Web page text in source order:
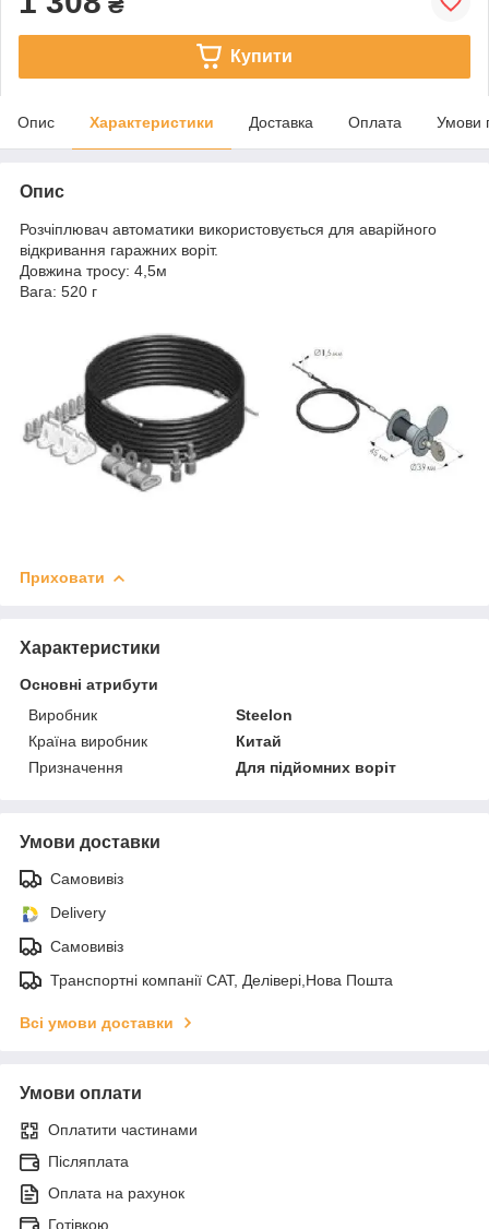
Купити
Опис Характеристики Доставка Оплата Умови
Опис
Розчіплювач автоматики використовується для аварійного
відкривання гаражних воріт.
Довжина тросу: 4,5м
Вага: 520 г
Приховати
Характеристики
Основні атрибути
Виробник
Steelon
Країна виробник
Китай
Призначення
Для підйомних воріт
Умови доставки
Самовивіз
Delivery
Самовивіз
Транспортні компанії САТ, Делівері,Нова Пошта
Всі умови доставки
Умови оплати
Оплатити частинами
Післяплата
Оплата на рахунок
Готівкою